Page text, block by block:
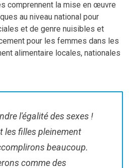
comprennent la mise en œuvre
au niveau national pour
et de genre nuisibles et
pour les femmes dans les
alimentaire locales, nationales
l'égalité des sexes !
les filles pleinement
beaucoup.
comme des